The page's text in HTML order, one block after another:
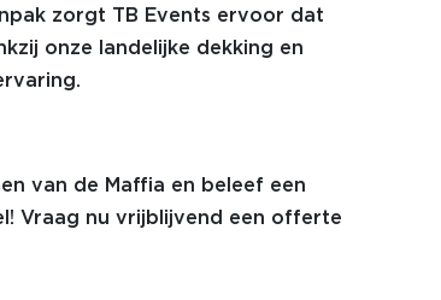
zorgt TB Events ervoor dat
onze landelijke dekking en
van de Maffia en beleef een
Vraag nu vrijblijvend een offerte